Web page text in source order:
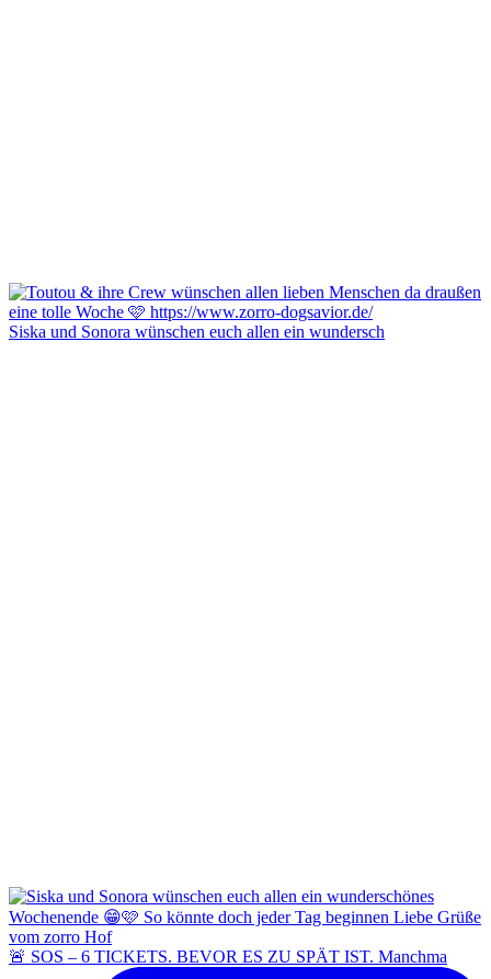
Siska und Sonora wünschen euch allen ein wundersch
🚨 SOS – 6 TICKETS. BEVOR ES ZU SPÄT IST. Manchma